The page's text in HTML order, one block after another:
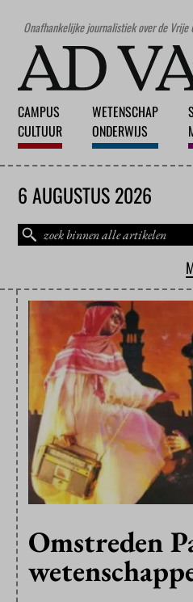
Onafhankelijke journalistiek over de
CAMPUS
CULTUUR
WETENSCHAP
ONDERWIJS
6 AUGUSTUS 2026
Omstreden